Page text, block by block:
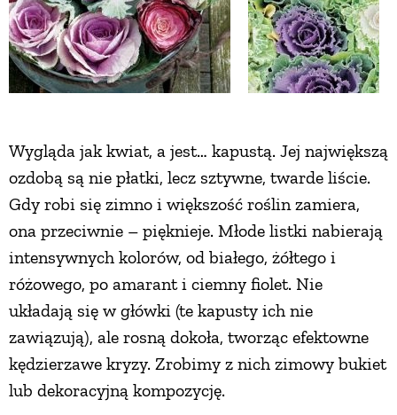
Wygląda jak kwiat, a jest… kapustą. Jej największą
ozdobą są nie płatki, lecz sztywne, twarde liście.
Gdy robi się zimno i większość roślin zamiera,
ona przeciwnie – pięknieje. Młode listki nabierają
intensywnych kolorów, od białego, żółtego i
różowego, po amarant i ciemny fiolet. Nie
układają się w główki (te kapusty ich nie
zawiązują), ale rosną dokoła, tworząc efektowne
kędzierzawe kryzy. Zrobimy z nich zimowy bukiet
lub dekoracyjną kompozycję.
RĘKODZIEŁO
RZEMIOSŁO
ZWYCZAJE
ZRÓB TO SAM
PRZEPISY
ŚNIADANIA
PRZYSTAWKI